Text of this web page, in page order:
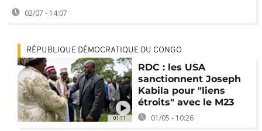
02/07 - 14:07
01:11
RÉPUBLIQUE DÉMOCRATIQUE DU CONGO
RDC : les USA
sanctionnent Joseph
Kabila pour "liens
étroits" avec le M23
01/05 - 10:26